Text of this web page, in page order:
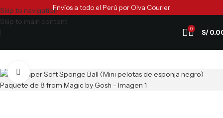
Skip to navigation
Skip to main content
Envíos a todo el Perú por Olva Courier
0 S/
Clic para ampliar